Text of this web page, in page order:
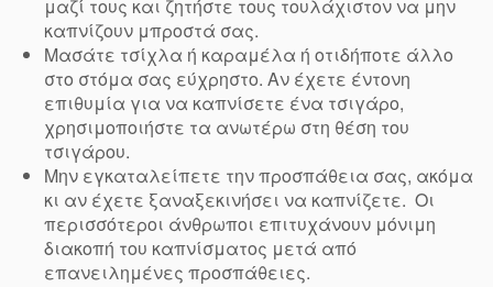
μαζί τους και ζητήστε τους τουλάχιστον να μην
καπνίζουν μπροστά σας.
Μασάτε τσίχλα ή καραμέλα ή οτιδήποτε άλλο
στο στόμα σας εύχρηστο. Αν έχετε έντονη
επιθυμία για να καπνίσετε ένα τσιγάρο,
χρησιμοποιήστε τα ανωτέρω στη θέση του
τσιγάρου.
Μην εγκαταλείπετε την προσπάθεια σας, ακόμα
κι αν έχετε ξαναξεκινήσει να καπνίζετε. Οι
περισσότεροι άνθρωποι επιτυχάνουν μόνιμη
διακοπή του καπνίσματος μετά από
επανειλημένες προσπάθειες.